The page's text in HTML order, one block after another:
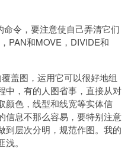
令，要注意使自己弄清它们
PAN和MOVE，DIVIDE和
盖图，运用它可以很好地组
中，有的人图省事，直接从对
颜色，线型和线宽等实体信
信息不那么容易，要特别注意
到层次分明，规范作图。我的
。